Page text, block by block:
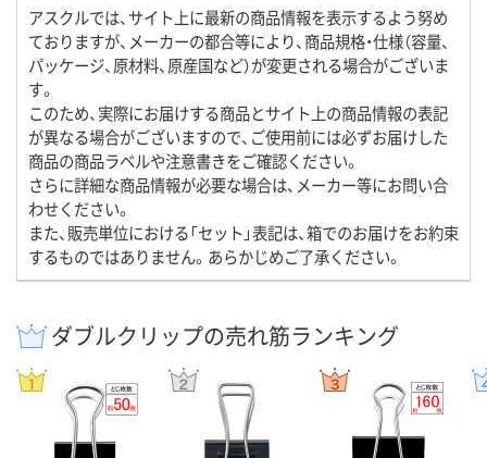
アスクルでは、サイト上に最新の商品情報を表示するよう努め
ておりますが、メーカーの都合等により、商品規格・仕様（容量、
パッケージ、原材料、原産国など）が変更される場合がございま
す。
このため、実際にお届けする商品とサイト上の商品情報の表記
が異なる場合がございますので、ご使用前には必ずお届けした
商品の商品ラベルや注意書きをご確認ください。
さらに詳細な商品情報が必要な場合は、メーカー等にお問い合
わせください。
また、販売単位における「セット」表記は、箱でのお届けをお約束
するものではありません。あらかじめご了承ください。
ダブルクリップの売れ筋ランキング